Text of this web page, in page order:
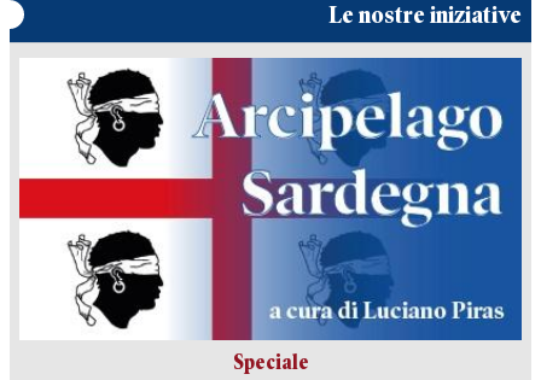
Le nostre iniziative
Speciale